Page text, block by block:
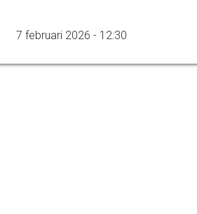
7 februari 2026 - 12:30